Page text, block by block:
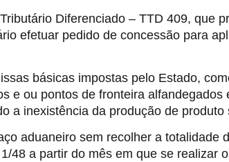
Diferenciado – TTD 409, que
efetuar pedido de concessão para
básicas impostas pelo Estado,
e ou pontos de fronteira alfandegados
a inexistência da produção de produto
aduaneiro sem recolher a totalidade
48 a partir do mês em que se realizar